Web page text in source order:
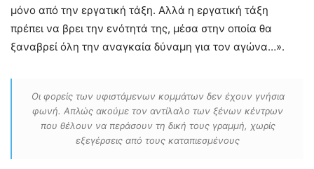
μόνο από την εργατική τάξη. Αλλά η εργατική τάξη
πρέπει να βρει την ενότητά της, μέσα στην οποία θα
ξαναβρεί όλη την αναγκαία δύναμη για τον αγώνα…».
Οι φορείς των υφιστάμενων κομμάτων δεν έχουν γνήσια
φωνή. Απλώς ακούμε τον αντίλαλο των ξένων κέντρων
που θέλουν να περάσουν τη δική τους γραμμή, χωρίς
εξεγέρσεις από τους καταπιεσμένους